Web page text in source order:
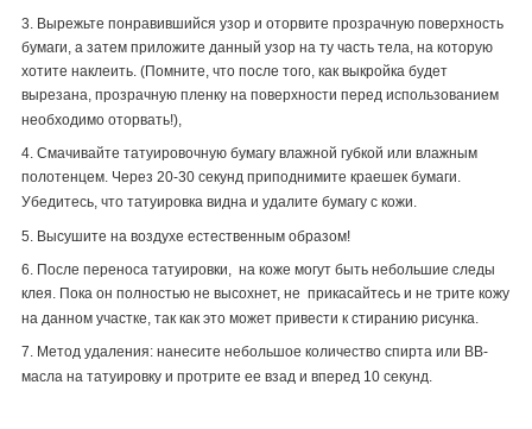
3. Вырежьте понравившийся узор и оторвите прозрачную поверхность
бумаги, а затем приложите данный узор на ту часть тела, на которую
хотите наклеить. (Помните, что после того, как выкройка будет
вырезана, прозрачную пленку на поверхности перед использованием
необходимо оторвать!),
4. Смачивайте татуировочную бумагу влажной губкой или влажным
полотенцем. Через 20-30 секунд приподнимите краешек бумаги.
Убедитесь, что татуировка видна и удалите бумагу с кожи.
5. Высушите на воздухе естественным образом!
6. После переноса татуировки, на коже могут быть небольшие следы
клея. Пока он полностью не высохнет, не прикасайтесь и не трите кожу
на данном участке, так как это может привести к стиранию рисунка.
7. Метод удаления: нанесите небольшое количество спирта или BB-
масла на татуировку и протрите ее взад и вперед 10 секунд.